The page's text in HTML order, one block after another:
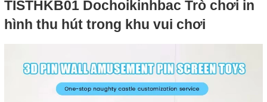
TISTHKB01 Dochoikinhbac Trò chơi in
hình thu hút trong khu vui chơi